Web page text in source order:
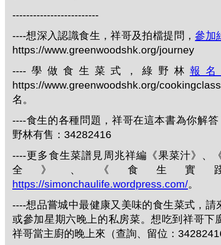
-------------------------
----想深入認識食生，祥哥及拍檔提問，參加
https://www.greenwoodshk.org/journey
----學做食生菜式，綠野林 報
https://www.greenwoodshk.org/
名。
----食生的各種問題，祥哥在這本書為你解
野林有售：34282416
----更多食生菜譜見周兆祥編《果菜汁》、
全》、《食生實
https://simonchaulife.wordpress.com/。
----想品嘗城中最健康又美味的食生菜式，請
或參加星期六晚上的私房菜。想吃到祥哥下
祥哥當主廚的晚上來（查詢、留位：